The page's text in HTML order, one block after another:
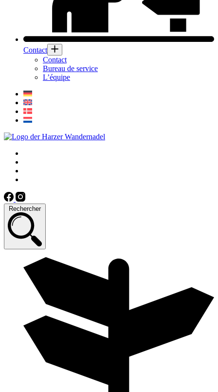
Contact
Contact
Bureau de service
L’équipe
Rechercher